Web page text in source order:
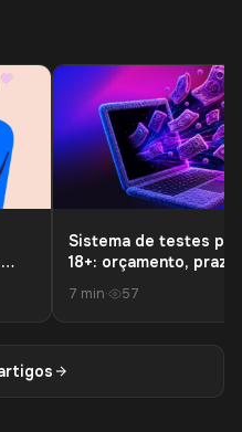
Sistema de testes
18+: orçamento, prazo,
7 min· 57